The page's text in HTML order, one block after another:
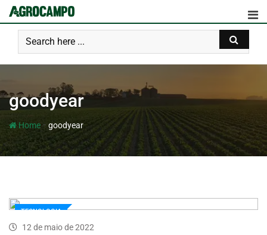
goodyear
Home- goodyear
TECNOLOGIA
12 de maio de 2022